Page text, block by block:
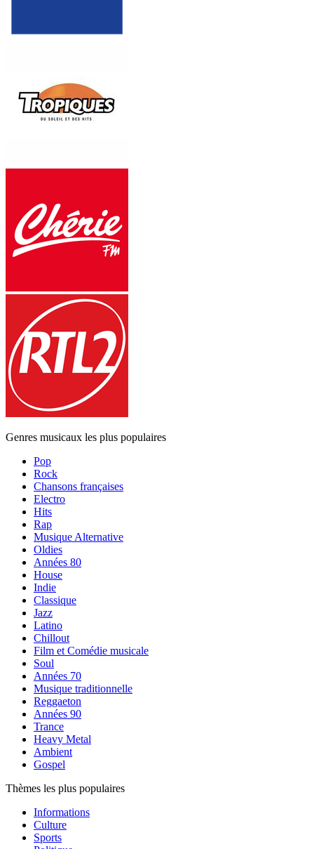
Genres musicaux les plus populaires
Pop
Rock
Chansons françaises
Electro
Hits
Rap
Musique Alternative
Oldies
Années 80
House
Indie
Classique
Jazz
Latino
Chillout
Film et Comédie musicale
Soul
Années 70
Musique traditionnelle
Reggaeton
Années 90
Trance
Heavy Metal
Ambient
Gospel
Thèmes les plus populaires
Informations
Culture
Sports